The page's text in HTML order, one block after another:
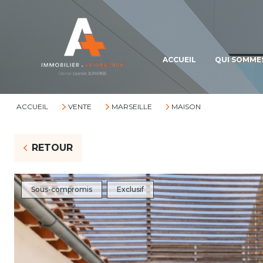
ACCUEIL QUI
ACCUEIL VENTE MARSEILLE MAISON
RETOUR
Sous-compromis Exclusif